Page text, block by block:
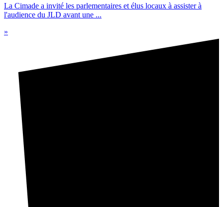
La Cimade a invité les parlementaires et élus locaux à assister à
l'audience du JLD avant une ...
»